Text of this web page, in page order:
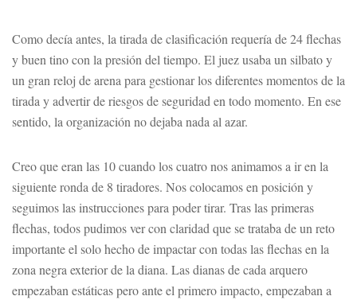
Como decía antes, la tirada de clasificación requería de 24 flechas
y buen tino con la presión del tiempo. El juez usaba un silbato y
un gran reloj de arena para gestionar los diferentes momentos de la
tirada y advertir de riesgos de seguridad en todo momento. En ese
sentido, la organización no dejaba nada al azar.
Creo que eran las 10 cuando los cuatro nos animamos a ir en la
siguiente ronda de 8 tiradores. Nos colocamos en posición y
seguimos las instrucciones para poder tirar. Tras las primeras
flechas, todos pudimos ver con claridad que se trataba de un reto
importante el solo hecho de impactar con todas las flechas en la
zona negra exterior de la diana. Las dianas de cada arquero
empezaban estáticas pero ante el primero impacto, empezaban a